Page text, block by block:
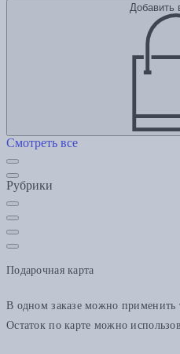
Добавить
Смотреть все
Рубрики
Подарочная карта
В одном заказе можно применить
Остаток по карте можно